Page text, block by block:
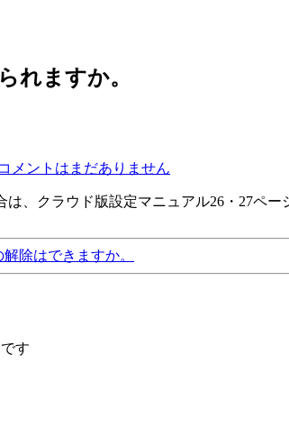
れますか。
コメントはまだありません
、クラウド版設定マニュアル26・27ペ
除はできますか。
す